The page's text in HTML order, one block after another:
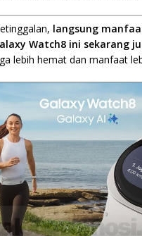
langsung
Watch8 ini sekarang
lebih hemat dan manfaat